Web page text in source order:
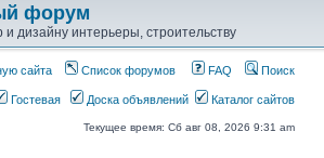
форум
дизайну интерьеры, строительству
сайта Список форумов FAQ Поиск
Гостевая Доска объявлений Каталог сайтов
Текущее время: Сб авг 08, 2026 9:31 am